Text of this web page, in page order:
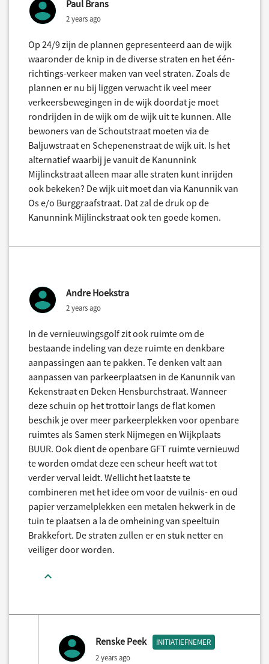
Paul Brans
2 years ago
Op 24/9 zijn de plannen gepresenteerd aan de wijk
waaronder de knip in de diverse straten en het één-
richtings-verkeer maken van veel straten. Zoals de
plannen er nu bij liggen verwacht ik veel meer
verkeersbewegingen in de wijk doordat je moet
rondrijden in de wijk om de wijk uit te kunnen. Alle
bewoners van de Schoutstraat moeten via de
Baljuwstraat en Schepenenstraat de wijk uit. Is het
alternatief waarbij je vanuit de Kanunnink
Mijlinckstraat alleen maar alle straten kunt inrijden
ook bekeken? De wijk uit moet dan via Kanunnik van
Os e/o Burggraafstraat. Dat zal de druk op de
Kanunnink Mijlinckstraat ook ten goede komen.
Andre Hoekstra
2 years ago
In de vernieuwingsgolf zit ook ruimte om de
bestaande indeling van deze ruimte en denkbare
aanpassingen aan te pakken. Te denken valt aan
aanpassen van parkeerplaatsen in de Kanunnik van
Kekenstraat en Deken Hensburchstraat. Wanneer
deze schuin op het trottoir langs de flat komen
beschik je over meer parkeerplekken voor openbare
ruimtes als Samen sterk Nijmegen en Wijkplaats
BUUR. Ook dient de openbare GFT ruimte vernieuwd
te worden omdat deze een scheur heeft wat tot
verder verval leidt. Wellicht het laatste te
combineren met het idee om voor de vuilnis- en oud
papier verzamelplekken een metalen hekwerk in de
tuin te plaatsen a la de omheining van speeltuin
Brakkefort. De straten zullen er en stuk netter en
veiliger door worden.
Renske Peek INITIATIEFNEMER
2 years ago